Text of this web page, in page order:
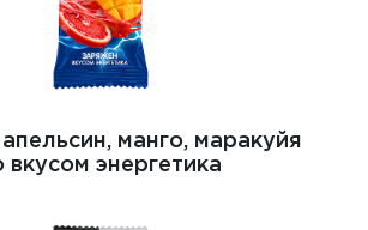
манго, маракуйя
вкусом энергетика